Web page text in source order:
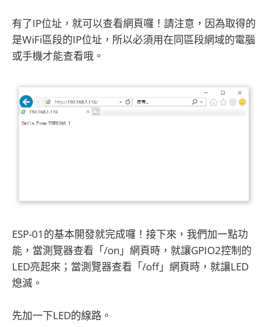
有了IP位址，就可以查看網頁囉！請注意，因為取得的
是WiFi區段的IP位址，所以必須用在同區段網域的電腦
或手機才能查看哦。
ESP-01的基本開發就完成囉！接下來，我們加一點功
能，當測覽器查看「/on」網頁時，就讓GPIO2控制的
LED亮起來；當測覽器查看「/off」網頁時，就讓LED
熄滅。
先加一下LED的線路。